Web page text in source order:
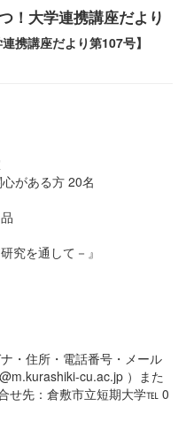
！大学連携講座だより
携講座だより第107号】
がある方 20名
究を通して－』
・住所・電話番号・メール
cu.ac.jp ）また
せ先：倉敷市立短期大学℡ 0